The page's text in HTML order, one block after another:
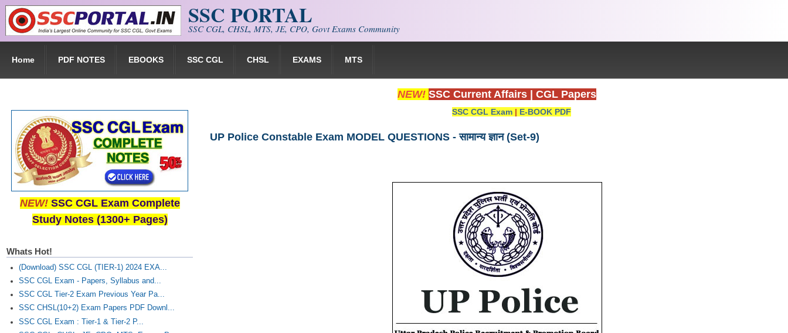
Skip to main content SSC PORTAL
SSC CGL, CHSL, MTS, JE, CPO, Govt Exams Community
Home PDF NOTES EBOOKS SSC CGL CHSL EXAMS MTS
NEW! SSC Current Affairs CGL Papers
SSC CGL Exam | E-BOOK PDF
UP Police Constable Exam MODEL QUESTIONS - सामान्य ज्ञान (Set-9)
NEW! SSC CGL Exam Complete
Study Notes (1300+ Pages)
Whats Hot!
(Download) SSC CGL (TIER-1) 2024 EXA...
SSC CGL Exam - Papers, Syllabus and...
SSC CGL Tier-2 Exam Previous Year Pa...
SSC CHSL(10+2) Exam Papers PDF Downl...
SSC CGL Exam : Tier-1 & Tier-2 P...